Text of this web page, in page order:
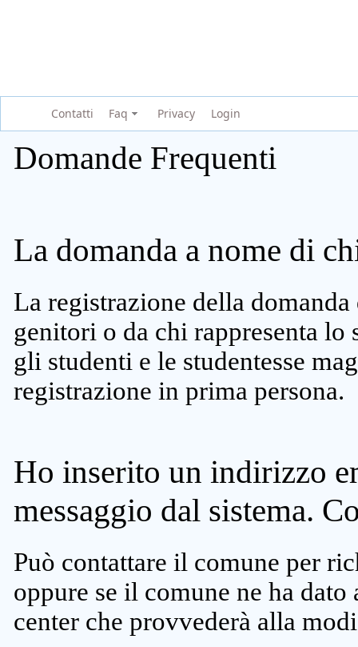
Contatti Faq Privacy Login
Domande Frequenti
La domanda a nome di
La registrazione della
genitori o da chi rappresenta lo
gli studenti e le studentesse
registrazione in prima persona.
Ho inserito un indirizzo
messaggio dal sistema.
Può contattare il comune per
oppure se il comune ne ha
center che provvederà alla